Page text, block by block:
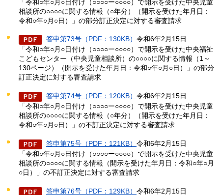
「令和○年○月○日付け（○○○○ー○○○○）で開示を受けた中央児童
相談所の○○○○に関する情報（○年分）（開示を受けた年月日：
令和○年○月○日）」の部分訂正決定に対する審査請求
答申第73号（PDF：130KB） 令和6年2月15日
「令和○年○月○日付け（○○○○ー○○○○）で開示を受けた中央福祉
こどもセンター（中央児童相談所）の○○○○に関する情報（1～
130ページ）（開示を受けた年月日：令和○年○月○日）」の部分
訂正決定に対する審査請求
答申第74号（PDF：120KB） 令和6年2月15日
「令和○年○月○日付け（○○○○ー○○○○）で開示を受けた中央児童
相談所の○○○○に関する情報（○年分）（開示を受けた年月日：
令和○年○月○日）」の不訂正決定に対する審査請求
答申第75号（PDF：121KB） 令和6年2月15日
「令和○年○月○日付け（○○○○ー○○○○）で開示を受けた中央児童
相談所の○○○○に関する情報（開示を受けた年月日：令和○年○月
○日）」の不訂正決定に対する審査請求
答申第76号（PDF：129KB） 令和6年2月15日